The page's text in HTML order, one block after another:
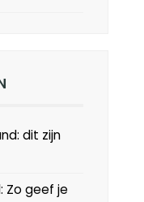
dit zijn
Zo geef je